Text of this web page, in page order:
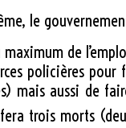
le
de
policières
mais aussi de
trois morts